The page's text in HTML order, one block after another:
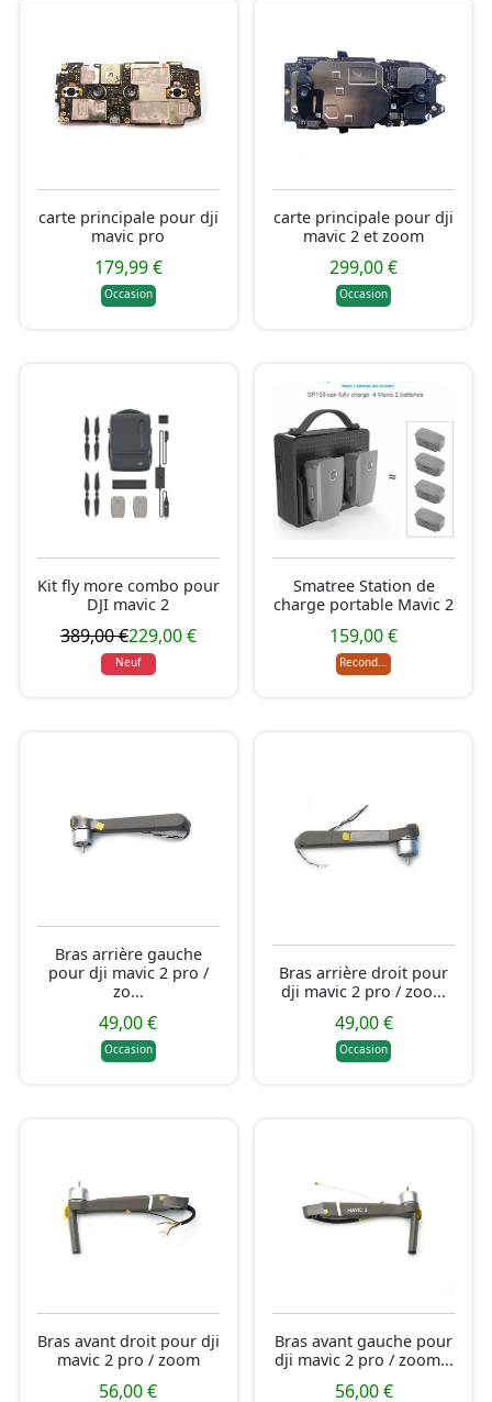
carte principale pour dji
mavic pro
179,99 €
Occasion
carte principale pour dji
mavic 2 et zoom
299,00 €
Occasion
Kit fly more combo pour
DJI mavic 2
389,00 €229,00 €
Neuf
Smatree Station de
charge portable Mavic 2
159,00 €
Recond...
Bras arrière gauche
pour dji mavic 2 pro /
zo...
49,00 €
Occasion
Bras arrière droit pour
dji mavic 2 pro / zoo...
49,00 €
Occasion
Bras avant droit pour dji
mavic 2 pro / zoom
56,00 €
Bras avant gauche pour
dji mavic 2 pro / zoom...
56,00 €